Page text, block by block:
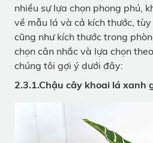
nhiều sự lựa chọn phong phú,
về mẫu lá và cả kích thước,
cũng như kích thước trong
chọn cân nhắc và lựa chọn
chúng tôi gợi ý dưới đây:
2.3.1.Chậu cây khoai lá xanh